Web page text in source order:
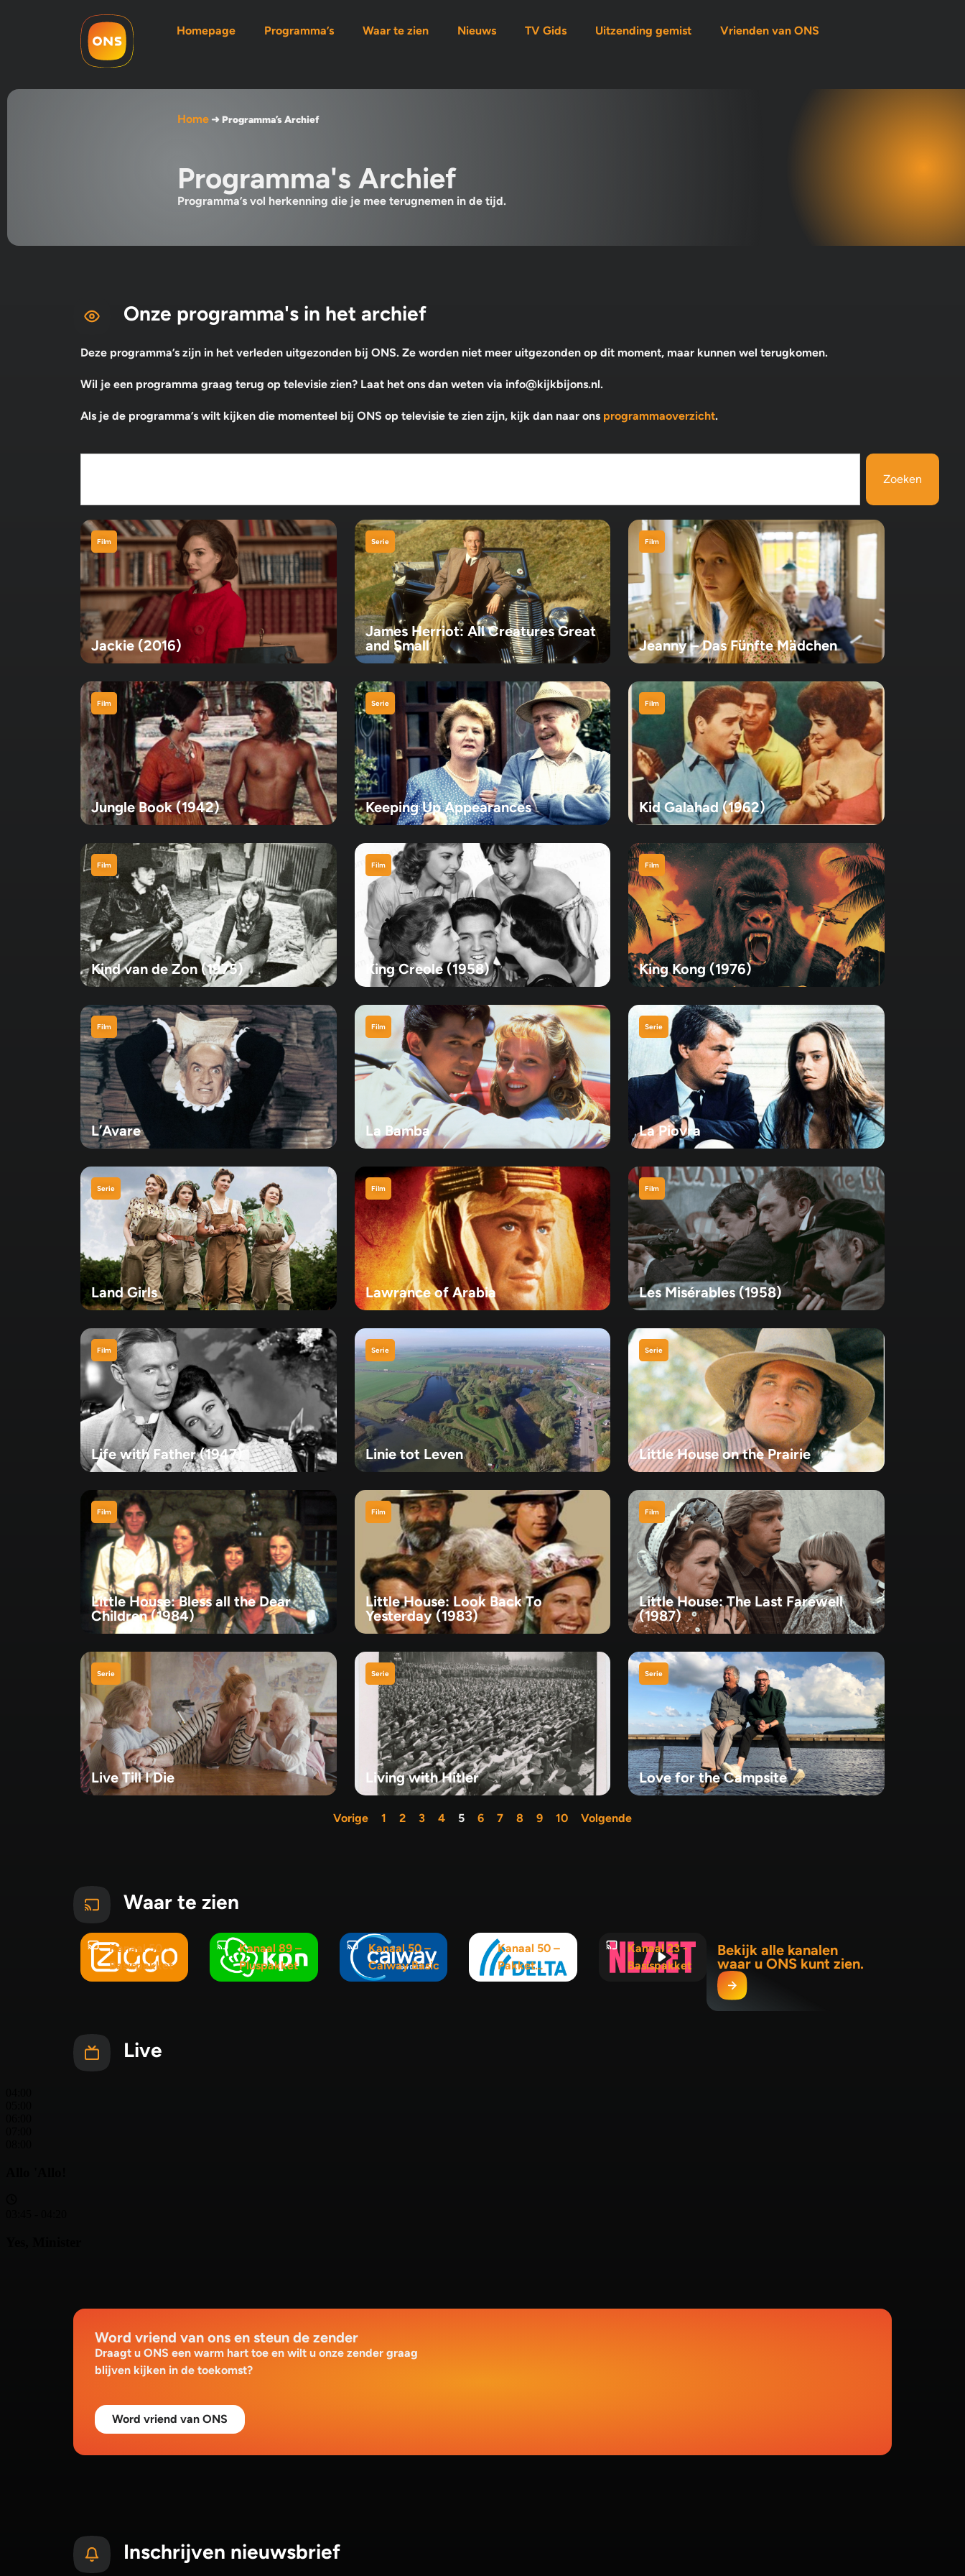
Homepage Programma’s Waar te zien Nieuws TV Gids Uitzending gemist Vrienden van ONS
Home ➜Programma’s Archief
Programma's Archief
Programma’s vol herkenning die je mee terugnemen in de tijd.
Onze programma's in het archief
Deze programma’s zijn in het verleden uitgezonden bij ONS. Ze worden niet meer uitgezonden op dit moment, maar kunnen wel terugkomen.
Wil je een programma graag terug op televisie zien? Laat het ons dan weten via info@kijkbijons.nl.
Als je de programma’s wilt kijken die momenteel bij ONS op televisie te zien zijn, kijk dan naar ons programmaoverzicht.
Zoeken
Jackie (2016)
Film
James Herriot: All Creatures Great
and Small
Serie
Jeanny – Das Fünfte Mädchen
Film
Jungle Book (1942)
Film
Keeping Up Appearances
Serie
Kid Galahad (1962)
Film
Kind van de Zon (1975)
Film
King Creole (1958)
Film
King Kong (1976)
Film
L’Avare
Film
La Bamba
Film
La Piovra
Serie
Land Girls
Serie
Lawrance of Arabia
Film
Les Misérables (1958)
Film
Life with Father (1947)
Film
Linie tot Leven
Serie
Little House on the Prairie
Serie
Little House: Bless all the Dear
Children (1984)
Film
Little House: Look Back To
Yesterday (1983)
Film
Little House: The Last Farewell
(1987)
Film
Live Till I Die
Serie
Living with Hitler
Serie
Love for the Campsite
Serie
Vorige 1 2 3 4 5 6 7 8 9 10 Volgende
Waar te zien
Kanaal 50 -
Basispakket
Kanaal 89 –
Pluspakket
Kanaal 50 –
Caiway Basic
Kanaal 50 –
Pakket
Interactief
Kanaal 23 -
Basispakket
Bekijk alle kanalen
waar u ONS kunt zien.
Live
Word vriend van ons en steun de zender
Draagt u ONS een warm hart toe en wilt u onze zender graag
blijven kijken in de toekomst?
Word vriend van ONS
Inschrijven nieuwsbrief